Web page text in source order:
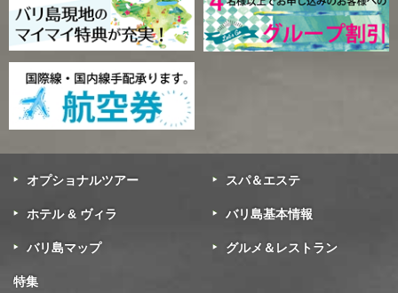
オプショナルツアー スパ＆エステ
ホテル & ヴィラ バリ島基本情報
バリ島マップ グルメ＆レストラン
特集